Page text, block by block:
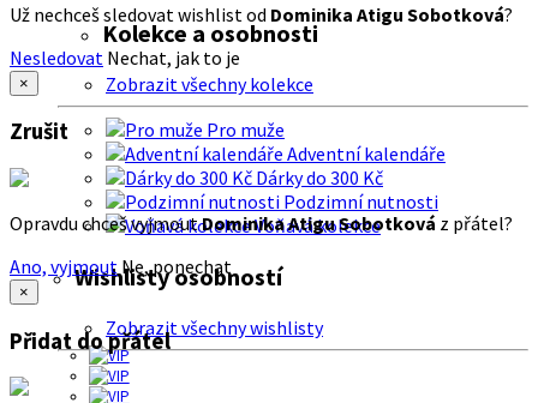
Kolekce a osobnosti
Zobrazit všechny kolekce
Pro muže
Adventní kalendáře
Dárky do 300 Kč
Podzimní nutnosti
Voňavá kolekce
Wishlisty osobností
Zobrazit všechny wishlisty
Už nechceš sledovat wishlist od Dominika Atigu Sobotková?
Nesledovat Nechat, jak to je
×
Zrušit
Opravdu chceš vyjmoutDominika Atigu Sobotková z přátel?
Ano, vyjmout Ne, ponechat
×
Přidat do přátel